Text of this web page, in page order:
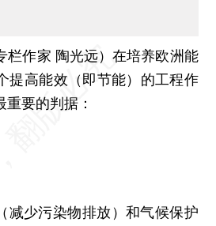
栏作家 陶光远）在培养欧洲能
提高能效（即节能）的工程作
要的判据：
少污染物排放）和气候保护